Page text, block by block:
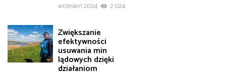
wrzesień 2024
2 024
Zwiększanie
efektywności
usuwania min
lądowych dzięki
działaniom